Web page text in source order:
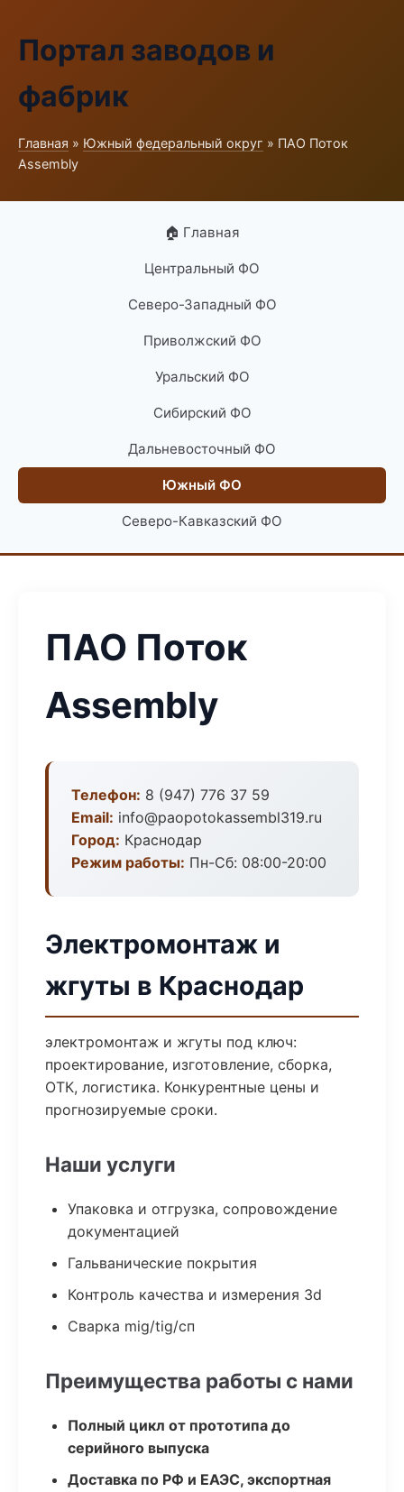
Портал заводов и
фабрик
Главная » Южный федеральный округ » ПАО Поток
Assembly
🏠 Главная
Центральный ФО
Северо-Западный ФО
Приволжский ФО
Уральский ФО
Сибирский ФО
Дальневосточный ФО
Южный ФО
Северо-Кавказский ФО
ПАО Поток
Assembly
Телефон: 8 (947) 776 37 59
Email: info@paopotokassembl319.ru
Город: Краснодар
Режим работы: Пн-Сб: 08:00-20:00
Электромонтаж и
жгуты в Краснодар
электромонтаж и жгуты под ключ:
проектирование, изготовление, сборка,
ОТК, логистика. Конкурентные цены и
прогнозируемые сроки.
Наши услуги
Упаковка и отгрузка, сопровождение
документацией
Гальванические покрытия
Контроль качества и измерения 3d
Сварка mig/tig/сп
Преимущества работы с нами
Полный цикл от прототипа до
серийного выпуска
Доставка по РФ и ЕАЭС, экспортная